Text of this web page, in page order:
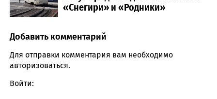
«Снегири» и «Родники»
Comment section
Добавить комментарий
Для отправки комментария вам необходимо
авторизоваться.
Войти: